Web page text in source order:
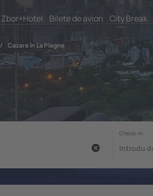
Zbor+Hotel Bilete de avion City Break
/ Cazare în La Plagne